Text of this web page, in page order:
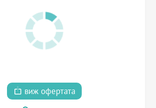
виж офертата